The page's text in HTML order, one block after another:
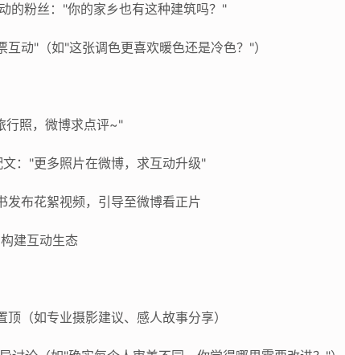
粉丝："你的家乡也有这种建筑吗？"
动"（如"这张调色更喜欢暖色还是冷色？"）
照，微博求点评~"
："更多照片在微博，求互动升级"
布花絮视频，引导至微博看正片
建互动生态
（如专业摄影建议、感人故事分享）